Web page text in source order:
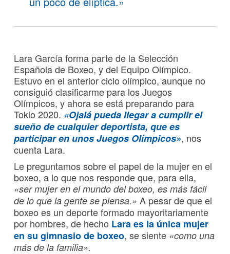
Lara García forma parte de la Selección
Española de Boxeo, y del Equipo Olímpico.
Estuvo en el anterior ciclo olímpico, aunque no
consiguió clasificarme para los Juegos
Olímpicos, y ahora se está preparando para
Tokio 2020. «Ojalá pueda llegar a cumplir el
sueño de cualquier deportista, que es
participar en unos Juegos Olímpicos», nos
cuenta Lara.
Le preguntamos sobre el papel de la mujer en el
boxeo, a lo que nos responde que, para ella,
«ser mujer en el mundo del boxeo, es más fácil
de lo que la gente se piensa.» A pesar de que el
boxeo es un deporte formado mayoritariamente
por hombres, de hecho Lara es la única mujer
en su gimnasio de boxeo, se siente «como una
más de la familia».